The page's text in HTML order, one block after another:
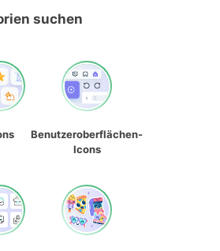
suchen
Benutzeroberflächen-
Icons